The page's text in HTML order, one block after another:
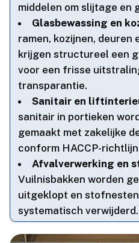
middelen om slijtage en
Glasbewassing en
ramen, kozijnen, deuren
krijgen structureel een
voor een frisse
transparantie.​
Sanitair en
sanitair in portieken
gemaakt met zakelijke
conform HACCP-
Afvalverwerking en
Vuilnisbakken worden
uitgeklopt en
systematisch verwijderd.​